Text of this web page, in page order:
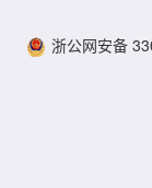
浙公网安备